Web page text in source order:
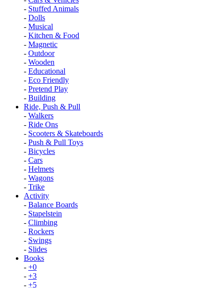
- Stuffed Animals
- Dolls
- Musical
- Kitchen & Food
- Magnetic
- Outdoor
- Wooden
- Educational
- Eco Friendly
- Pretend Play
- Building
Ride, Push & Pull
- Walkers
- Ride Ons
- Scooters & Skateboards
- Push & Pull Toys
- Bicycles
- Cars
- Helmets
- Wagons
- Trike
Activity
- Balance Boards
- Stapelstein
- Climbing
- Rockers
- Swings
- Slides
Books
- +0
- +3
- +5